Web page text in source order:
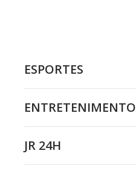
ESPORTES
ENTRETENIMENTO
JR 24H